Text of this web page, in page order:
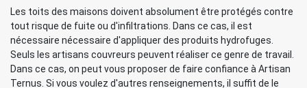
Les toits des maisons doivent absolument être protégés contre
tout risque de fuite ou d'infiltrations. Dans ce cas, il est
nécessaire nécessaire d'appliquer des produits hydrofuges.
Seuls les artisans couvreurs peuvent réaliser ce genre de travail.
Dans ce cas, on peut vous proposer de faire confiance à Artisan
Ternus. Si vous voulez d'autres renseignements, il suffit de le